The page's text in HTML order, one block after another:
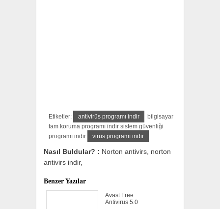
Etiketler: antivirüs programı indir
bilgisayar
tam koruma programı indir sistem güvenliği
programı indir
virüs programı indir
Nasıl Buldular? : Norton antivirs, norton
antivirs indir,
Benzer Yazılar
Avast Free
Antivirus 5.0